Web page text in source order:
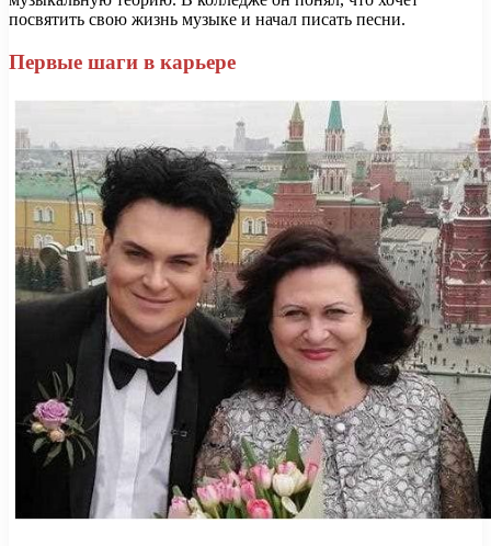
посвятить свою жизнь музыке и начал писать песни.
Первые шаги в карьере